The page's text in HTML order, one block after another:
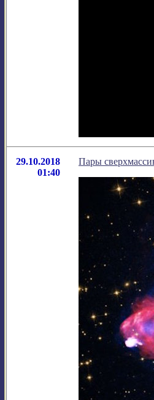
29.10.2018
01:40
Пары